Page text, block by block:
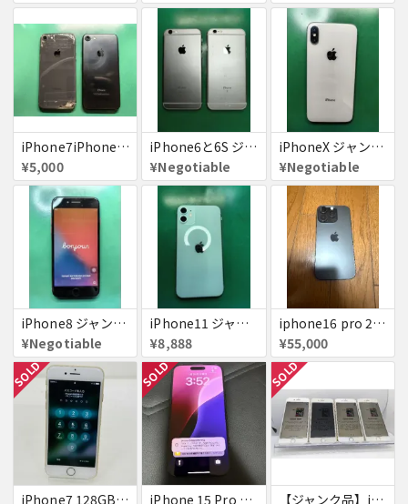
iPhone7iPhone8ジャンク
¥5,000
iPhone6と6S ジャンク品
¥Negotiable
iPhoneX ジャンク品
¥Negotiable
iPhone8 ジャンク品
¥Negotiable
iPhone11 ジャンク
¥8,888
iphone16 pro 256gb ブラックチタニウム
¥55,000
SOLD
iPhone7 128GB 赤ロム SoftBank ジャンク ゴールド A1779 パスコード不明 送料無料
SOLD
iPhone 15 Pro 128GB ブラックチタニウム ネットワーク利用制限あり
SOLD
【ジャンク品】iPhone6s ４台セット